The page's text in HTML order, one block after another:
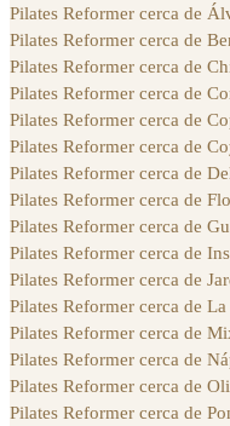
Pilates Reformer cerca de
Pilates Reformer cerca de
Pilates Reformer cerca de
Pilates Reformer cerca de
Pilates Reformer cerca de
Pilates Reformer cerca de
Pilates Reformer cerca de
Pilates Reformer cerca de
Pilates Reformer cerca de
Pilates Reformer cerca de
Pilates Reformer cerca de
Pilates Reformer cerca de
Pilates Reformer cerca de
Pilates Reformer cerca de
Pilates Reformer cerca de
Pilates Reformer cerca de